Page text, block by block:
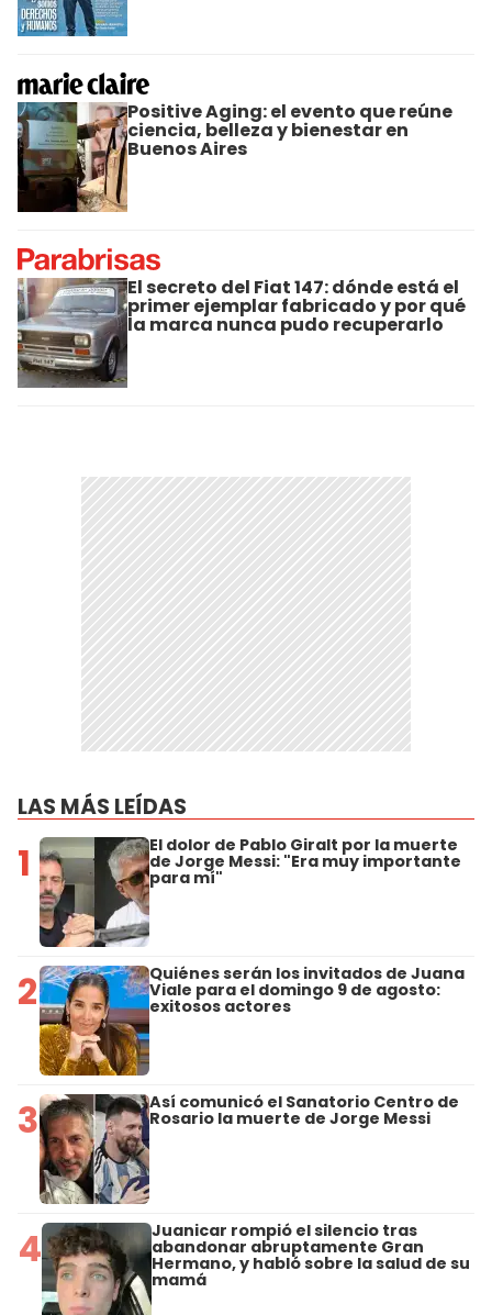
Positive Aging: el evento que reúne
ciencia, belleza y bienestar en
Buenos Aires
El secreto del Fiat 147: dónde está el
primer ejemplar fabricado y por qué
la marca nunca pudo recuperarlo
LAS MÁS LEÍDAS
1 El dolor de Pablo Giralt por la muerte
de Jorge Messi: "Era muy importante
para mí"
2 Quiénes serán los invitados de Juana
Viale para el domingo 9 de agosto:
exitosos actores
3 Así comunicó el Sanatorio Centro de
Rosario la muerte de Jorge Messi
4 Juanicar rompió el silencio tras
abandonar abruptamente Gran
Hermano, y habló sobre la salud de su
mamá